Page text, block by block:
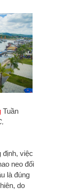
Tuần
định, việc
neo đối
là đúng
do